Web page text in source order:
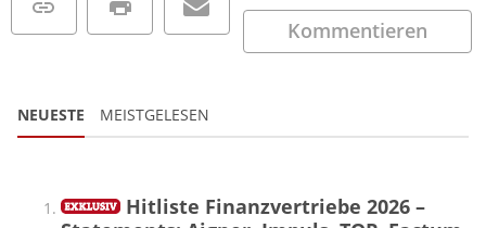
Kommentieren
NEUESTE MEISTGELESEN
Hitliste Finanzvertriebe 2026 –